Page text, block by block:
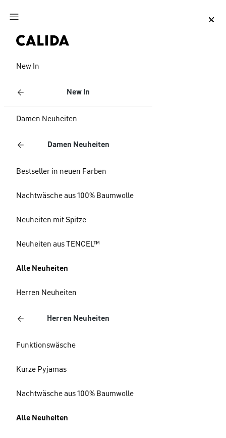
Zum Hauptinhalt springen
New In
New In
Damen Neuheiten
Damen Neuheiten
Bestseller in neuen Farben
Nachtwäsche aus 100% Baumwolle
Neuheiten mit Spitze
Neuheiten aus TENCEL™
Alle Neuheiten
Herren Neuheiten
Herren Neuheiten
Funktionswäsche
Kurze Pyjamas
Nachtwäsche aus 100% Baumwolle
Alle Neuheiten